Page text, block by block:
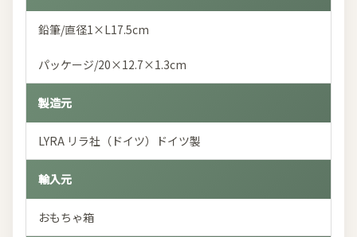
鉛筆/直径1×L17.5cm
パッケージ/20×12.7×1.3cm
製造元
LYRA リラ社（ドイツ）ドイツ製
輸入元
おもちゃ箱